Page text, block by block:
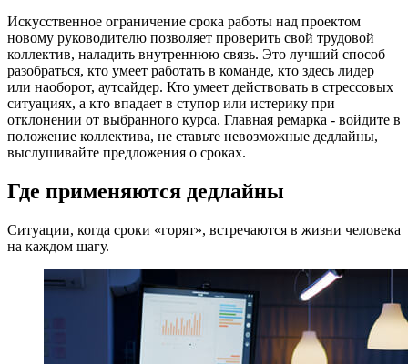
Искусственное ограничение срока работы над проектом
новому руководителю позволяет проверить свой трудовой
коллектив, наладить внутреннюю связь. Это лучший способ
разобраться, кто умеет работать в команде, кто здесь лидер
или наоборот, аутсайдер. Кто умеет действовать в стрессовых
ситуациях, а кто впадает в ступор или истерику при
отклонении от выбранного курса. Главная ремарка - войдите в
положение коллектива, не ставьте невозможные дедлайны,
выслушивайте предложения о сроках.
Где применяются дедлайны
Ситуации, когда сроки «горят», встречаются в жизни человека
на каждом шагу.